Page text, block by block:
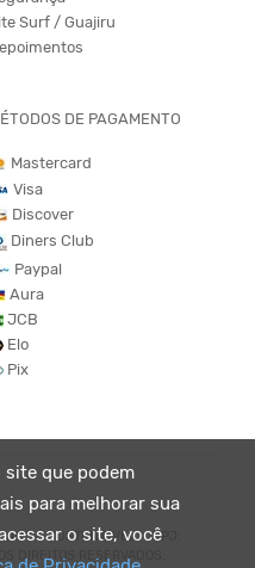
que podem
para melhorar sua
o site, você
Surf / Guajiru
DE PAGAMENTO
Mastercard
Visa
Discover
Diners Club
Paypal
Aura
JCB
Elo
Pix
E SUSTENTÁVEL. CNPJ:
DIREITOS RESERVADOS.